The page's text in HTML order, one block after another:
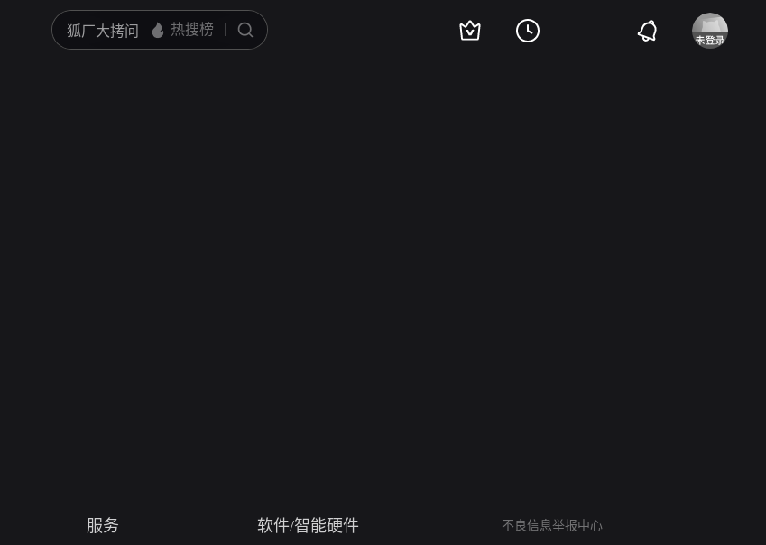
服务 软件/智能硬件
不良信息举报中心